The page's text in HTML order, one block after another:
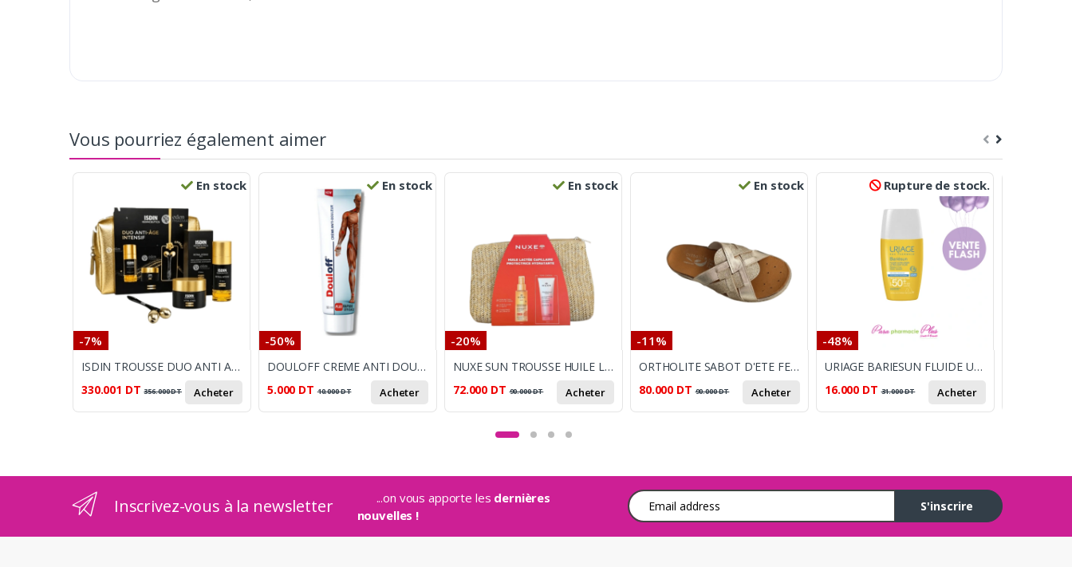
Vous pourriez également aimer
En stock
-7%
ISDIN TROUSSE DUO ANTI AGE
330.001 DT 356.000DT Acheter
En stock
-50%
DOULOFF CREME ANTI DOULEUR 50ML
5.000 DT 10.000DT Acheter
En stock
-20%
NUXE SUN TROUSSE HUILE LACTEE CAPILAIRE PROTECTRICE HYDRATANTE + GELEE DE DOUCHE PARFUMEE OFFERT
72.000 DT 90.000DT Acheter
En stock
-11%
ORTHOLITE SABOT D'ETE FEMME LAME BEIGE DORE
80.000 DT 90.000DT Acheter
Rupture de stock.
-48%
URIAGE BARIESUN FLUIDE ULTRA LEGER SPF50+ 30ML
16.000 DT 31.000DT Acheter
Inscrivez-vous à la newsletter ...on vous apporte les dernières
nouvelles !
Adresse e-mail
S'inscrire